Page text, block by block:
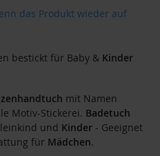
das Produkt wieder auf
bestickt für Baby & Kinder
mit Namen
Motiv-Stickerei. Badetuch
und Kinder - Geeignet
für Mädchen.